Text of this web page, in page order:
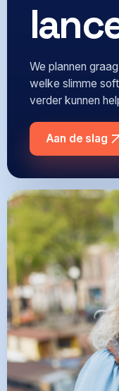
We plannen
welke slimme
verder kunnen
Aan de slag